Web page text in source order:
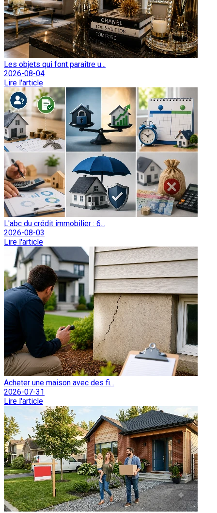
Les objets qui font paraître u...
2026-08-04
Lire l'article
L'abc du crédit immobilier : 6...
2026-08-03
Lire l'article
Acheter une maison avec des fi...
2026-07-31
Lire l'article